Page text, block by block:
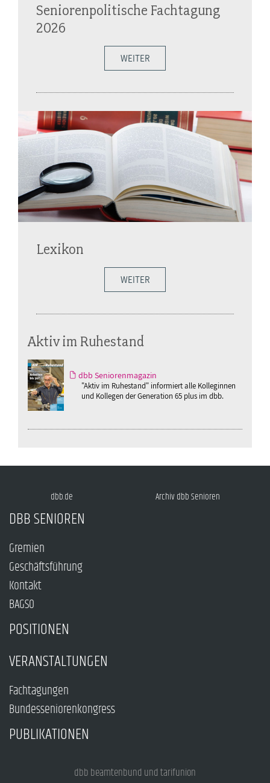
Seniorenpolitische Fachtagung
2026
WEITER
Lexikon
WEITER
Aktiv im Ruhestand
dbb Seniorenmagazin
"Aktiv im Ruhestand" informiert alle Kolleginnen
und Kollegen der Generation 65 plus im dbb.
dbb.de Archiv dbb Senioren
DBB SENIOREN
Gremien
Geschäftsführung
Kontakt
BAGSO
POSITIONEN
VERANSTALTUNGEN
Fachtagungen
Bundesseniorenkongress
PUBLIKATIONEN
dbb beamtenbund und tarifunion